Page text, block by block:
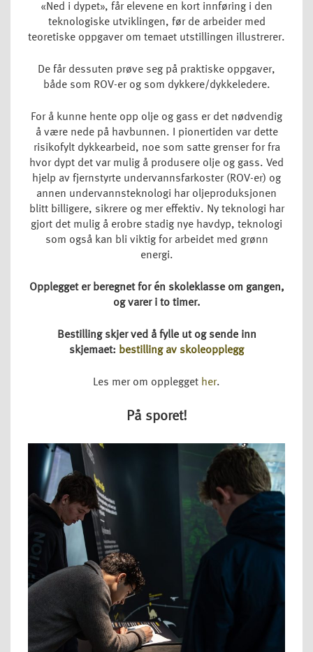
«Ned i dypet», får elevene en kort innføring i den
teknologiske utviklingen, før de arbeider med
teoretiske oppgaver om temaet utstillingen illustrerer.
De får dessuten prøve seg på praktiske oppgaver,
både som ROV-er og som dykkere/dykkeledere.
For å kunne hente opp olje og gass er det nødvendig
å være nede på havbunnen. I pionertiden var dette
risikofylt dykkearbeid, noe som satte grenser for fra
hvor dypt det var mulig å produsere olje og gass. Ved
hjelp av fjernstyrte undervannsfarkoster (ROV-er) og
annen undervannsteknologi har oljeproduksjonen
blitt billigere, sikrere og mer effektiv. Ny teknologi har
gjort det mulig å erobre stadig nye havdyp, teknologi
som også kan bli viktig for arbeidet med grønn
energi.
Opplegget er beregnet for én skoleklasse om gangen,
og varer i to timer.
Bestilling skjer ved å fylle ut og sende inn
skjemaet: bestilling av skoleopplegg
Les mer om opplegget her.
På sporet!